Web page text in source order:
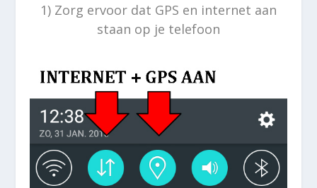
1) Zorg ervoor dat GPS en internet aan
staan op je telefoon